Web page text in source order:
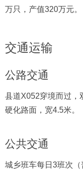
万只，产值320万元。
交通运输
公路交通
县道X052穿境而过，
硬化路面，宽4.5米。
公共交通
城乡班车每日3班次（